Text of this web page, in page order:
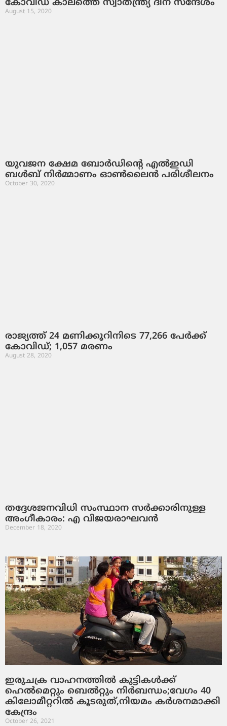
കോവിഡ്‌ കാലത്തെ സ്വാതന്ത്ര്യ ദിന സന്ദേശം
August 15, 2020
യുവജന ക്ഷേമ ബോർഡിന്റെ എൽഇഡി
ബൾബ് നിർമ്മാണം ഓൺലൈൻ പരിശീലനം
October 30, 2020
രാ​ജ്യ​ത്ത് 24 മണിക്കൂറിനിടെ 77,266 പേ​ര്‍​ക്ക്
കോ​വി​ഡ്; 1,057 മ​ര​ണം
August 28, 2020
തദ്ദേശജനവിധി സംസ്ഥാന സര്‍ക്കാരിനുള്ള
അംഗീകാരം: എ വിജയരാഘവന്‍
December 18, 2020
ഇരുചക്ര വാഹനത്തില്‍ കുട്ടികള്‍ക്ക്
ഹെല്‍മെറ്റും ബെല്‍റ്റും നിര്‍ബന്ധം;വേഗം 40
കിലോമീറ്ററില്‍ കൂടരുത്,നിയമം കര്‍ശനമാക്കി
കേന്ദ്രം
October 26, 2021